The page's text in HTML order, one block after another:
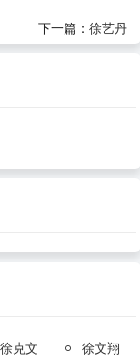
下一篇：徐艺丹
徐克文 徐文翔